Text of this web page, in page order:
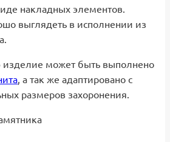
накладных элементов.
выглядеть в исполнении из
может быть выполнено
, а так же адаптировано с
размеров захоронения.